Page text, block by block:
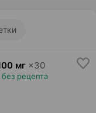
мг ×30
без рецепта